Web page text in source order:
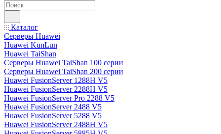
Каталог
Серверы Huawei
Huawei KunLun
Huawei TaiShan
Серверы Huawei TaiShan 100 серии
Серверы Huawei TaiShan 200 серии
Huawei FusionServer 1288H V5
Huawei FusionServer 2288H V5
Huawei FusionServer Pro 2288 V5
Huawei FusionServer 2488 V5
Huawei FusionServer 5288 V5
Huawei FusionServer 2488H V5